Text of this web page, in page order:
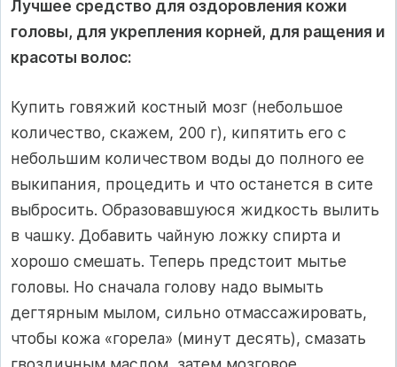
Лучшее средство для оздоровления кожи
головы, для укрепления корней, для ращения и
красоты волос:
Купить говяжий костный мозг (небольшое
количество, скажем, 200 г), кипятить его с
небольшим количеством воды до полного ее
выкипания, процедить и что останется в сите
выбросить. Образовав­шуюся жидкость вылить
в чашку. Добавить чайную ложку спирта и
хорошо смешать. Теперь предстоит мытье
головы. Но сначала голову надо вымыть
дегтярным мылом, сильно отмассажировать,
чтобы кожа «горела» (минут десять), смазать